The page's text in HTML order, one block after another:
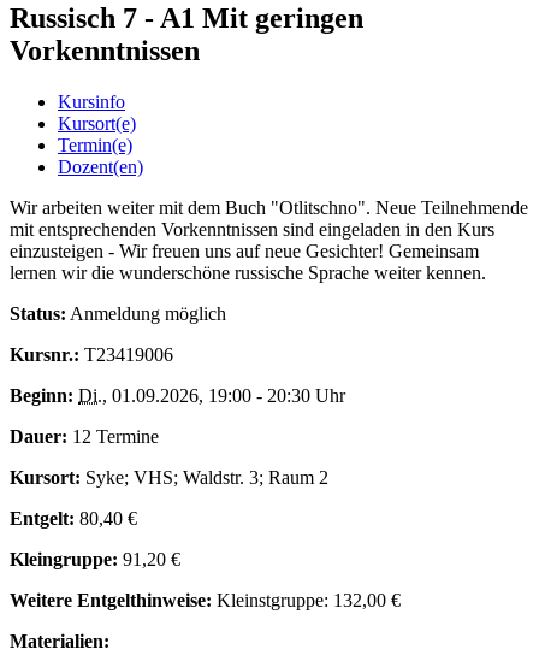
Russisch 7 - A1 Mit geringen
Vorkenntnissen
Kursinfo
Kursort(e)
Termin(e)
Dozent(en)
Wir arbeiten weiter mit dem Buch "Otlitschno". Neue Teilnehmende
mit entsprechenden Vorkenntnissen sind eingeladen in den Kurs
einzusteigen - Wir freuen uns auf neue Gesichter! Gemeinsam
lernen wir die wunderschöne russische Sprache weiter kennen.
Status: Anmeldung möglich
Kursnr.: T23419006
Beginn: Di., 01.09.2026, 19:00 - 20:30 Uhr
Dauer: 12 Termine
Kursort: Syke; VHS; Waldstr. 3; Raum 2
Entgelt: 80,40 €
Kleingruppe: 91,20 €
Weitere Entgelthinweise: Kleinstgruppe: 132,00 €
Materialien: